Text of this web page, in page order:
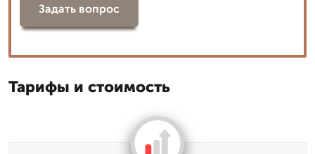
Задать вопрос
Тарифы и стоимость